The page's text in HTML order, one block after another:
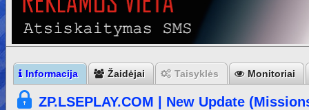
Informacija Žaidėjai Taisyklės Monitoriai
ZP.LSEPLAY.COM | New Update